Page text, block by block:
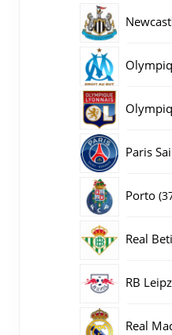
Paris
Porto
Real
RB
Real